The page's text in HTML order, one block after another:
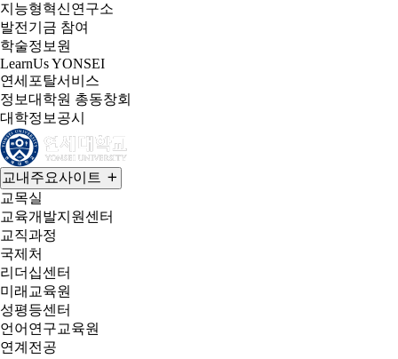
지능형혁신연구소
발전기금 참여
학술정보원
LearnUs YONSEI
연세포탈서비스
정보대학원 총동창회
대학정보공시
교내주요사이트
교목실
교육개발지원센터
교직과정
국제처
리더십센터
미래교육원
성평등센터
언어연구교육원
연계전공